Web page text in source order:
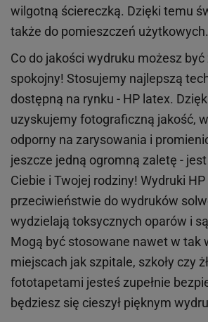
wilgotną ściereczką. Dzięki temu
także do pomieszczeń użytkowych.
Co do jakości wydruku możesz być
spokojny! Stosujemy najlepszą
dostępną na rynku - HP latex.
uzyskujemy fotograficzną jakość,
odporny na zarysowania i
jeszcze jedną ogromną zaletę -
Ciebie i Twojej rodziny! Wydruki HP
przeciwieństwie do wydruków
wydzielają toksycznych oparów i
Mogą być stosowane nawet w tak
miejscach jak szpitale, szkoły czy
fototapetami jesteś zupełnie
będziesz się cieszył pięknym